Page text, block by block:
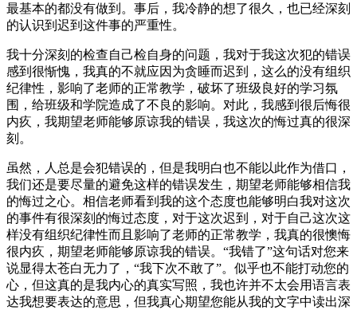
最基本的都没有做到。事后，我冷静的想了很久，也已经深刻
的认识到迟到这件事的严重性。
我十分深刻的检查自己检自身的问题，我对于我这次犯的错误
感到很惭愧，我真的不就应因为贪睡而迟到，这么的没有组织
纪律性，影响了老师的正常教学，破坏了班级良好的学习氛
围，给班级和学院造成了不良的影响。对此，我感到很后悔很
内疚，我期望老师能够原谅我的错误，我这次的悔过真的很深
刻。
虽然，人总是会犯错误的，但是我明白也不能以此作为借口，
我们还是要尽量的避免这样的错误发生，期望老师能够相信我
的悔过之心。相信老师看到我的这个态度也能够明白我对这次
的事件有很深刻的悔过态度，对于这次迟到，对于自己这次这
样没有组织纪律性而且影响了老师的正常教学，我真的很懊悔
很内疚，期望老师能够原谅我的错误。“我错了”这句话对您来
说显得太苍白无力了，“我下次不敢了”。似乎也不能打动您的
心，但这真的是我内心的真实写照，我也许并不太会用语言表
达我想要表达的意思，但我真心期望您能从我的文字中读出深